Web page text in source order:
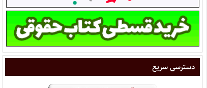
دسترسی سریع